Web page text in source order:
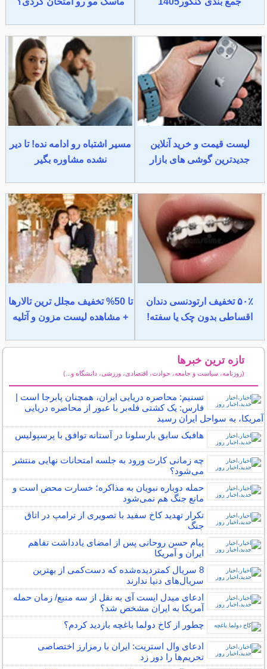
لیست قیمت و خرید آنلاین
جدیدترین گوشی های بازار
مسیر اشتباه رو ادامه نده! تا دیر
نشده مشاوره بگیر
۵۰٪ تخفیف ارتودنسی دندان
اقساطی بدون چک یا سفته!
تا 50% تخفیف مجلل ترین تالارها
+ مشاهده لیست مزون و آتلیه
تازه ترین خبرها
(روزنامه، سیاست و جامعه، حوادث، اقتصادی، ورزشی، دانشگاه و...)
تسنیم: محاصره دریایی ایران، همچنان پابرجا است |
فارس: یک کشتی فله‌بر با عبور از محاصره دریایی
آمریکا، به سواحل ایران رسید
هافبک سابق بارسلونا در آستانه توافق با پرسپولیس
چه زمانی کارت ورود به جلسه امتحانات نهایی منتشر
می‌شود؟
حمله دوباره نبویان به مذاکره؛ خسارت محض است و
مانع جنگ هم نمی‌شود
تکرار تهدید کاخ سفید با تصویری از ترامپ در اتاق
جنگ
پیام حسن روحانی پس از امضای یادداشت تفاهم
ایران و آمریکا
8 سریال کمتردیده‌شده که دست‌کمی از بهترین
سریال‌های دنیا ندارند
ادعای میدل ایست آی به نقل از سه منبع/ زمان حمله
آمریکا به ایران مشخص شد؟
چطور از کاخ دولما باغچه بازدید کردم؟
ادعای وال استریت: ایران با رمزارز اختصاصی
تحریم‌ها را دور زد